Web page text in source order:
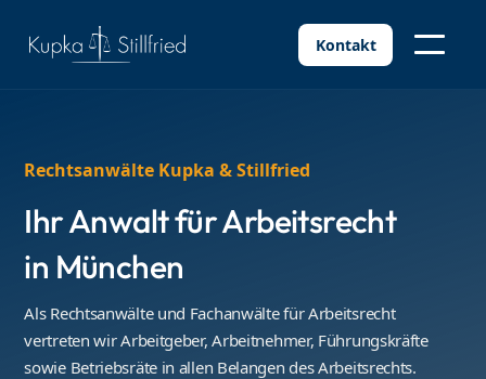
Kontakt
Rechtsanwälte Kupka & Stillfried
Ihr Anwalt für Arbeitsrecht
in München
Als Rechtsanwälte und Fachanwälte für Arbeitsrecht
vertreten wir Arbeitgeber, Arbeitnehmer, Führungskräfte
sowie Betriebsräte in allen Belangen des Arbeitsrechts.